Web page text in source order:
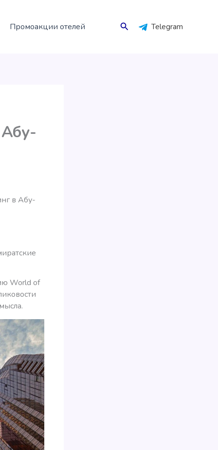
Промоакции отелей Поиск Telegram
в Абу-
World of